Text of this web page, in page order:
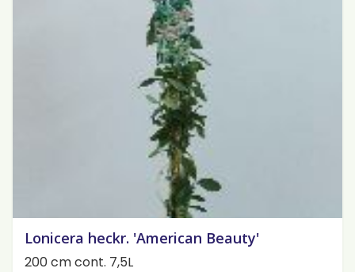
Lonicera heckr. 'American Beauty'
200 cm cont. 7,5L